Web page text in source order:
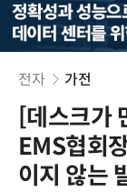
전자 가전
[데스크가
EMS협회
이지 않는